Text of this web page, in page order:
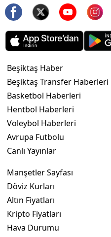
Beşiktaş Haber
Beşiktaş Transfer Haberleri
Basketbol Haberleri
Hentbol Haberleri
Voleybol Haberleri
Avrupa Futbolu
Canlı Yayınlar
Manşetler Sayfası
Döviz Kurları
Altın Fiyatları
Kripto Fiyatları
Hava Durumu